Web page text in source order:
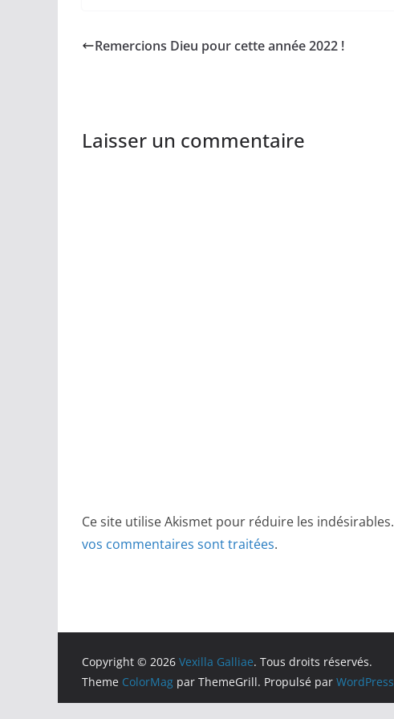
Remercions Dieu pour cette année 2022 !
Laisser un commentaire
Ce site utilise Akismet pour réduire les indésirables.
vos commentaires sont traitées.
Copyright © 2026 Vexilla Galliae. Tous droits réservés.
Theme ColorMag par ThemeGrill. Propulsé par WordPress